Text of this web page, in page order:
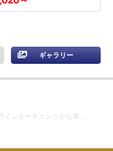
ギャラリー
インターチェンジから車で